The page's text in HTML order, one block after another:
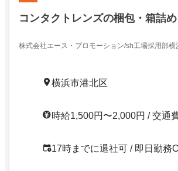
コンタクトレンズの梱包・箱詰め
株式会社エース・プロモーション/sh工場採用部横
横浜市港北区
時給1,500円〜2,000円 / 交通
17時までに退社可 / 即日勤務